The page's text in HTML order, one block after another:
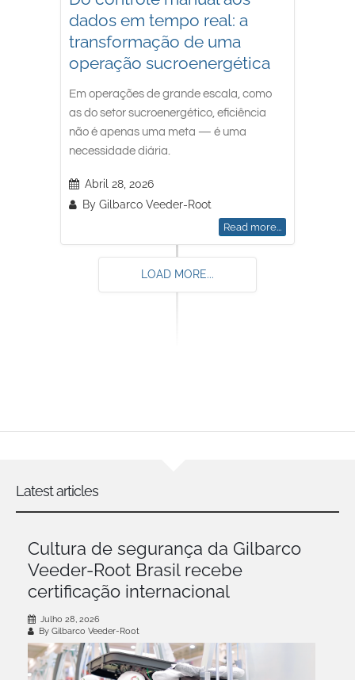
dados em tempo real: a
transformação de uma
operação sucroenergética
Em operações de grande escala, como
as do setor sucroenergético, eficiência
não é apenas uma meta — é uma
necessidade diária.
Abril 28, 2026
ByGilbarco Veeder-Root
Read more...
LOAD MORE...
Latest articles
Cultura de segurança da Gilbarco
Veeder-Root Brasil recebe
certificação internacional
Julho 28, 2026
By Gilbarco Veeder-Root